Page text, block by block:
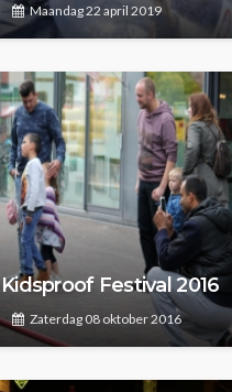
Maandag 22 april 2019
Kidsproof Festival 2016
Zaterdag 08 oktober 2016